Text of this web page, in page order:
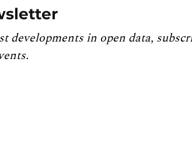
developments in open data,